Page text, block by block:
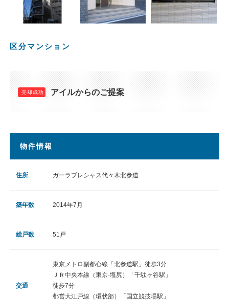
区分マンション
アイルからのご提案
物件情報
住所 ガーラプレシャス代々木北参道
築年数 2014年7月
総戸数 51戸
交通
東京メトロ副都心線「北参道駅」徒歩3分
ＪＲ中央本線（東京-塩尻）「千駄ヶ谷駅」
徒歩7分
都営大江戸線（環状部）「国立競技場駅」